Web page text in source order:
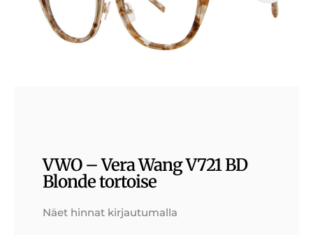
VWO – Vera Wang V721 BD
Blonde tortoise
Näet hinnat kirjautumalla